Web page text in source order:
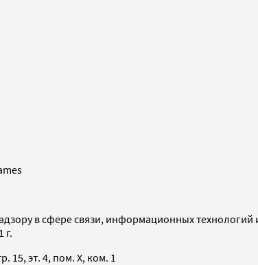
в сфере связи, информационных
г.
15, эт. 4, пом. X, ком. 1